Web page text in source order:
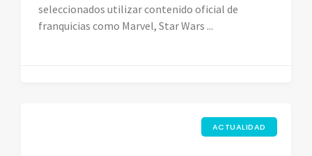
seleccionados utilizar contenido oficial de
franquicias como Marvel, Star Wars ...
ACTUALIDAD